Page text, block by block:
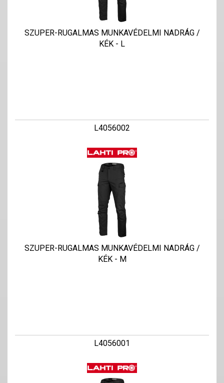
SZUPER-RUGALMAS MUNKAVÉDELMI NADRÁG /
KÉK - L
L4056002
SZUPER-RUGALMAS MUNKAVÉDELMI NADRÁG /
KÉK - M
L4056001